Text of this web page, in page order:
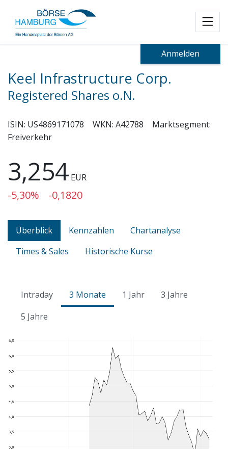
Anmelden
Keel Infrastructure Corp.
Registered Shares o.N.
ISIN: US4869171078 WKN: A42788
Marktsegment:
Freiverkehr
3,254 EUR
-5,30% -0,1820
Überblick Kennzahlen
Chartanalyse
Times & Sales
Historische Kurse
Intraday 3 Monate 1 Jahr
3 Jahre
5 Jahre